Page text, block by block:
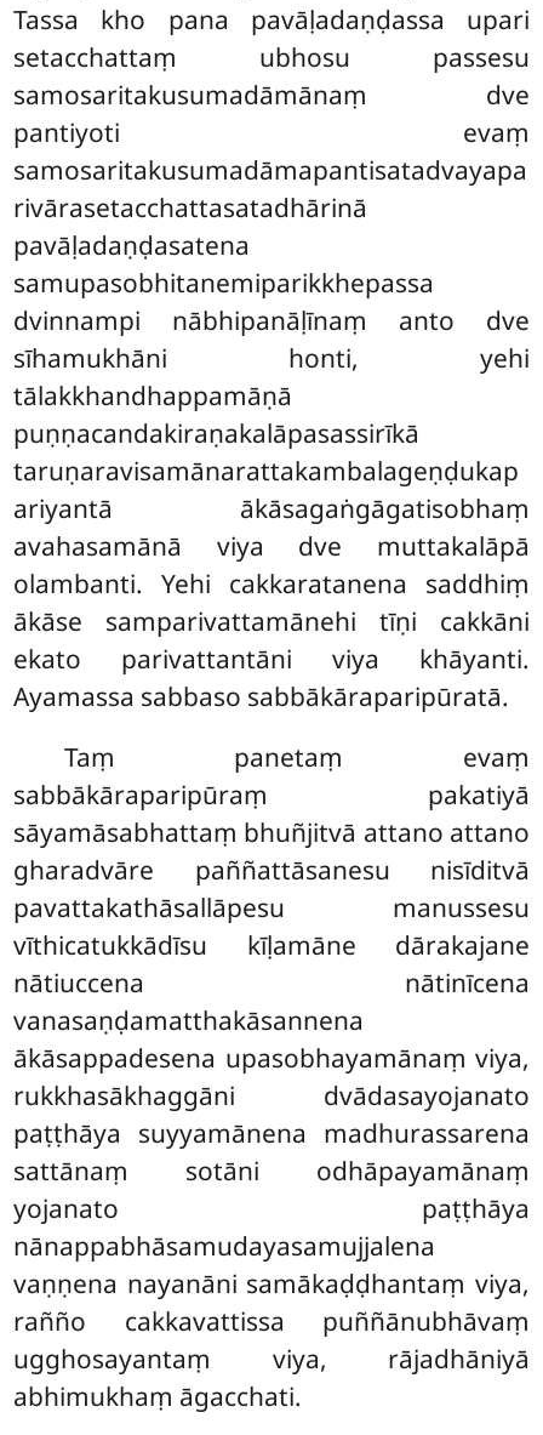
Tassa kho pana pavāḷadaṇḍassa upari
setacchattaṃ ubhosu passesu
samosaritakusumadāmānaṃ dve
pantiyoti evaṃ
samosaritakusumadāmapantisatadvayapa
rivārasetacchattasatadhārinā
pavāḷadaṇḍasatena
samupasobhitanemiparikkhepassa
dvinnampi nābhipanāḷīnaṃ anto dve
sīhamukhāni honti, yehi
tālakkhandhappamāṇā
puṇṇacandakiraṇakalāpasassirīkā
taruṇaravisamānarattakambalageṇḍukap
ariyantā ākāsagaṅgāgatisobhaṃ
avahasamānā viya dve muttakalāpā
olambanti. Yehi cakkaratanena saddhiṃ
ākāse samparivattamānehi tīṇi cakkāni
ekato parivattantāni viya khāyanti.
Ayamassa sabbaso sabbākāraparipūratā.
Taṃ panetaṃ evaṃ
sabbākāraparipūraṃ pakatiyā
sāyamāsabhattaṃ bhuñjitvā attano attano
gharadvāre paññattāsanesu nisīditvā
pavattakathāsallāpesu manussesu
vīthicatukkādīsu kīḷamāne dārakajane
nātiuccena nātinīcena
vanasaṇḍamatthakāsannena
ākāsappadesena upasobhayamānaṃ viya,
rukkhasākhaggāni dvādasayojanato
paṭṭhāya suyyamānena madhurassarena
sattānaṃ sotāni odhāpayamānaṃ
yojanato paṭṭhāya
nānappabhāsamudayasamujjalena
vaṇṇena nayanāni samākaḍḍhantaṃ viya,
rañño cakkavattissa puññānubhāvaṃ
ugghosayantaṃ viya, rājadhāniyā
abhimukhaṃ āgacchati.